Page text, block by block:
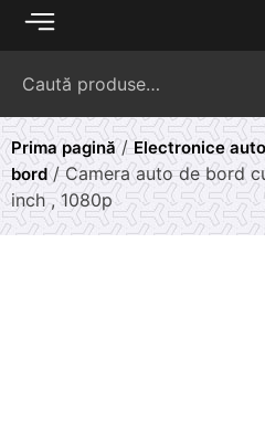
Skip
Prima pagină/Electronice auto
bord/ Camera auto de bord
inch , 1080p